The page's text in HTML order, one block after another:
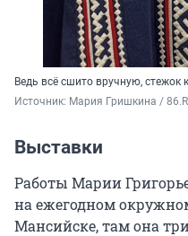
Ведь всё сшито вручную, стежок
Источник: Мария Гришкина /
Выставки
Работы Марии
на ежегодном
Мансийске, там она